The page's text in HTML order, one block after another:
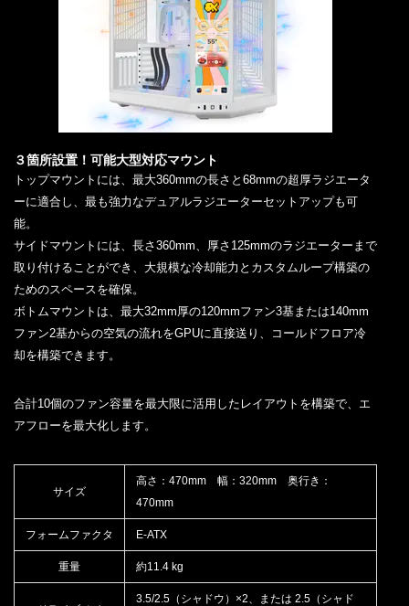
３箇所設置！可能大型対応マウント
トップマウントには、最大360mmの長さと68mmの超厚ラジエータ
ーに適合し、最も強力なデュアルラジエーターセットアップも可
能。
サイドマウントには、長さ360mm、厚さ125mmのラジエーターまで
取り付けることができ、大規模な冷却能力とカスタムループ構築の
ためのスペースを確保。
ボトムマウントは、最大32mm厚の120mmファン3基または140mm
ファン2基からの空気の流れをGPUに直接送り、コールドフロア冷
却を構築できます。
合計10個のファン容量を最大限に活用したレイアウトを構築で、エ
アフローを最大化します。
サイズ
高さ：470mm 幅：320mm 奥行き：
470mm
フォームファクタ E-ATX
重量 約11.4 kg
3.5/2.5（シャドウ）×2、または 2.5（シャド